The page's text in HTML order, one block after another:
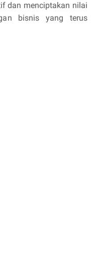
dan menciptakan nilai
bisnis yang terus